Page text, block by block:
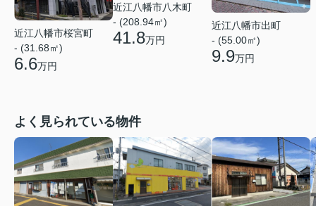
近江八幡市桜宮町
- (31.68㎡)
6.6万円
近江八幡市八木町
- (208.94㎡)
41.8万円
近江八幡市出町
- (55.00㎡)
9.9万円
よく見られている物件